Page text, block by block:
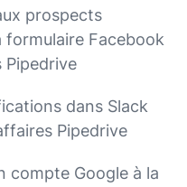
prospects
Facebook
dans Slack
Pipedrive
compte Google à la